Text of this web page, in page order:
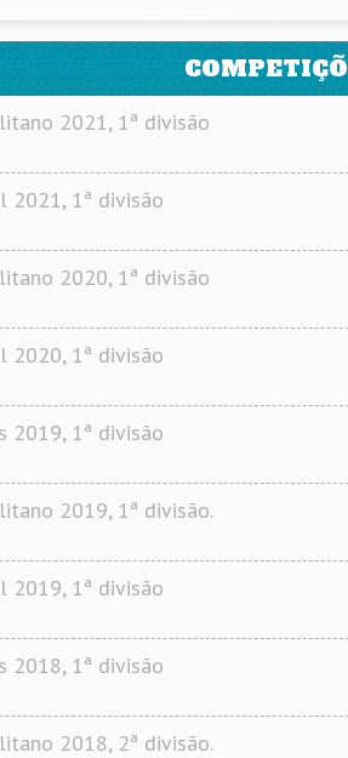
2021, 1ª divisão
1ª divisão
2020, 1ª divisão
1ª divisão
1ª divisão
2019, 1ª divisão.
1ª divisão
1ª divisão
2018, 2ª divisão.